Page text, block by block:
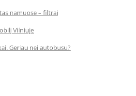
namuose – filtrai
Vilniuje
Geriau nei autobusu?